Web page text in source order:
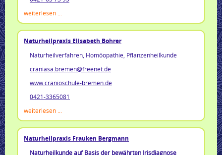
weiterlesen ...
Naturheilpraxis Elisabeth Bohrer
Naturheilverfahren, Homöopathie, Pflanzenheilkunde
craniasa.bremen@freenet.de
www.cranioschule-bremen.de
0421-3365081
weiterlesen ...
Naturheilpraxis Frauken Bergmann
Naturheilkunde auf Basis der bewährten Irisdiagnose